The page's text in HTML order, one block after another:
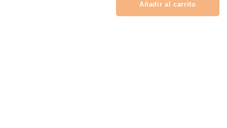
Añadir al carrito